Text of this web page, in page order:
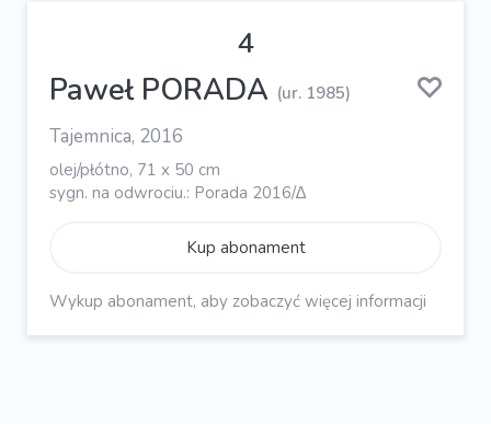
4
Paweł PORADA (ur. 1985)
Tajemnica, 2016
olej/płótno, 71 x 50 cm
sygn. na odwrociu.: Porada 2016/∆
Kup abonament
Wykup abonament, aby zobaczyć więcej informacji